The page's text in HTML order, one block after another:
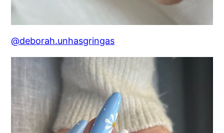
@deborah.unhasgringas